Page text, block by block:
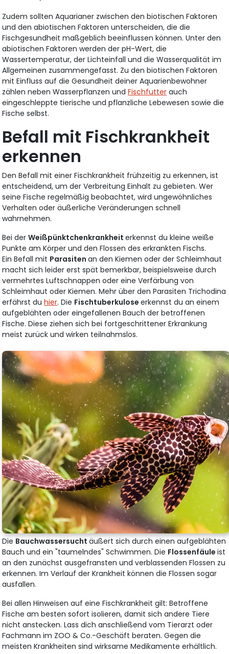
Zudem sollten Aquarianer zwischen den biotischen Faktoren
und den abiotischen Faktoren unterscheiden, die die
Fischgesundheit maßgeblich beeinflussen können. Unter den
abiotischen Faktoren werden der pH-Wert, die
Wassertemperatur, der Lichteinfall und die Wasserqualität im
Allgemeinen zusammengefasst. Zu den biotischen Faktoren
mit Einfluss auf die Gesundheit deiner Aquarienbewohner
zählen neben Wasserpflanzen undFischfutter auch
eingeschleppte tierische und pflanzliche Lebewesen sowie die
Fische selbst.
Befall mit Fischkrankheit
erkennen
Den Befall mit einer Fischkrankheit frühzeitig zu erkennen, ist
entscheidend, um der Verbreitung Einhalt zu gebieten. Wer
seine Fische regelmäßig beobachtet, wird ungewöhnliches
Verhalten oder äußerliche Veränderungen schnell
wahrnehmen.
Bei derWeißpünktchenkrankheiterkennst du kleine weiße
Punkte am Körper und den Flossen des erkrankten Fischs.
Ein Befall mit Parasitenan den Kiemen oder der Schleimhaut
macht sich leider erst spät bemerkbar, beispielsweise durch
vermehrtes Luftschnappen oder eine Verfärbung von
Schleimhaut oder Kiemen. Mehr über den Parasiten Trichodina
erfährst duhier. Die Fischtuberkuloseerkennst du an einem
aufgeblähten oder eingefallenen Bauch der betroffenen
Fische. Diese ziehen sich bei fortgeschrittener Erkrankung
meist zurück und wirken teilnahmslos.
Die Bauchwassersuchtäußert sich durch einen aufgeblähten
Bauch und ein "taumelndes" Schwimmen. Die Flossenfäuleist
an den zunächst ausgefransten und verblassenden Flossen zu
erkennen. Im Verlauf der Krankheit können die Flossen sogar
ausfallen.
Bei allen Hinweisen auf eine Fischkrankheit gilt: Betroffene
Fische am besten sofort isolieren, damit sich andere Tiere
nicht anstecken. Lass dich anschließend vom Tierarzt oder
Fachmann im ZOO & Co.-Geschäft beraten. Gegen die
meisten Krankheiten sind wirksame Medikamente erhältlich.